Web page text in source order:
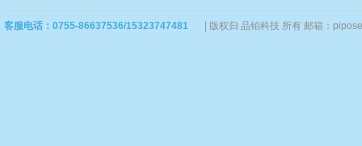
客服电话：0755-86637536/15323747481 版权归 品铂科技 所有 邮箱：